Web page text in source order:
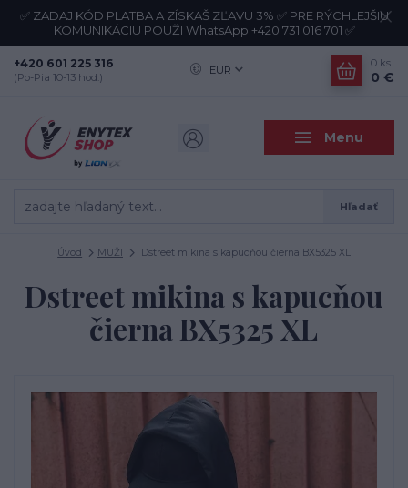
✅ ZADAJ KÓD PLATBA A ZÍSKAŠ ZĽAVU 3% ✅ PRE RÝCHLEJŠIU
KOMUNIKÁCIU POUŽI WhatsApp +420 731 016 701 ✅
Menu
EUR
Hľadať
+420 601 225 316
(Po-Pia 10-13 hod.)
0 ks
0 €
Úvod MUŽI Dstreet mikina s kapucňou čierna BX5325 XL
Dstreet mikina s kapucňou
čierna BX5325 XL